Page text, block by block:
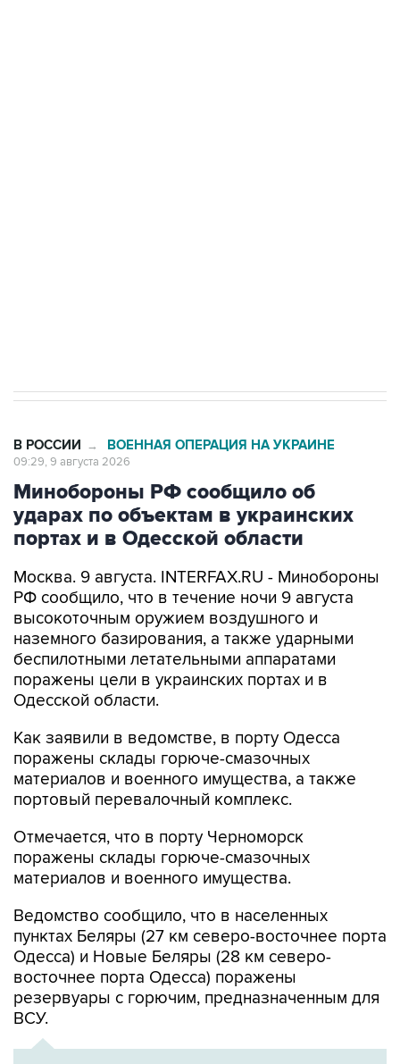
В РОССИИ → ВОЕННАЯ ОПЕРАЦИЯ НА УКРАИНЕ
09:29, 9 августа 2026
Минобороны РФ сообщило об
ударах по объектам в украинских
портах и в Одесской области
Москва. 9 августа. INTERFAX.RU - Минобороны
РФ сообщило, что в течение ночи 9 августа
высокоточным оружием воздушного и
наземного базирования, а также ударными
беспилотными летательными аппаратами
поражены цели в украинских портах и в
Одесской области.
Как заявили в ведомстве, в порту Одесса
поражены склады горюче-смазочных
материалов и военного имущества, а также
портовый перевалочный комплекс.
Отмечается, что в порту Черноморск
поражены склады горюче-смазочных
материалов и военного имущества.
Ведомство сообщило, что в населенных
пунктах Беляры (27 км северо-восточнее порта
Одесса) и Новые Беляры (28 км северо-
восточнее порта Одесса) поражены
резервуары с горючим, предназначенным для
ВСУ.